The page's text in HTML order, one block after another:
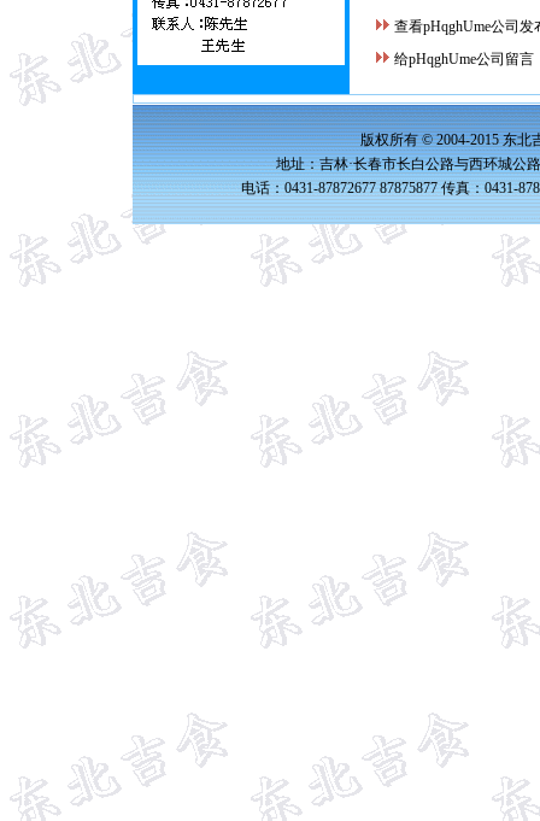
查看pHqghUme公司发
给pHqghUme公司留言
版权所有 © 2004-2015 东北
地址：吉林·长春市长白公路与西环城公
电话：0431-87872677 87875877 传真：0431-